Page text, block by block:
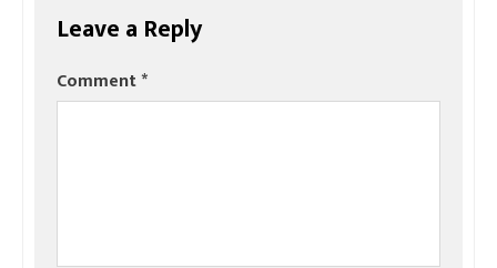
Leave a Reply
Comment*